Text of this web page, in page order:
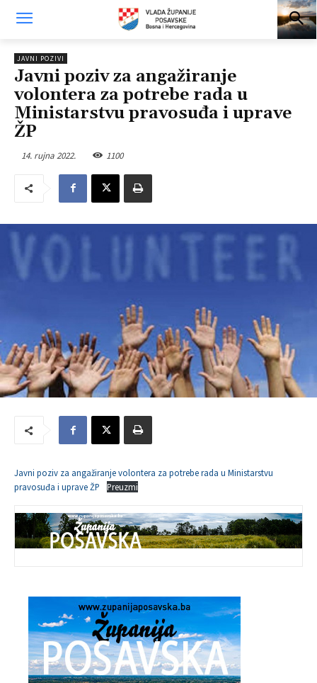
JAVNI POZIVI
Javni poziv za angažiranje
volontera za potrebe rada u
Ministarstvu pravosuđa i uprave
ŽP
14. rujna 2022. 1100
Javni poziv za angažiranje volontera za potrebe rada u Ministarstvu
pravosuđa i uprave ŽP
Preuzmi